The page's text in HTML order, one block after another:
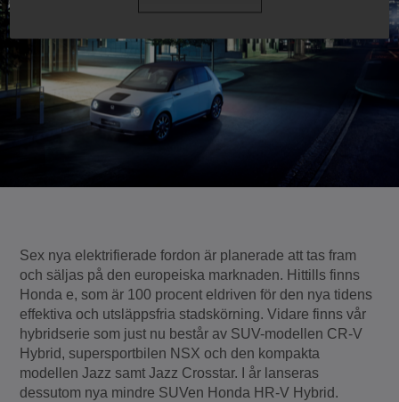
Sex nya elektrifierade fordon är planerade att tas fram
och säljas på den europeiska marknaden. Hittills finns
Honda e, som är 100 procent eldriven för den nya tidens
effektiva och utsläppsfria stadskörning. Vidare finns vår
hybridserie som just nu består av SUV-modellen CR-V
Hybrid, supersportbilen NSX och den kompakta
modellen Jazz samt Jazz Crosstar. I år lanseras
dessutom nya mindre SUVen Honda HR-V Hybrid.